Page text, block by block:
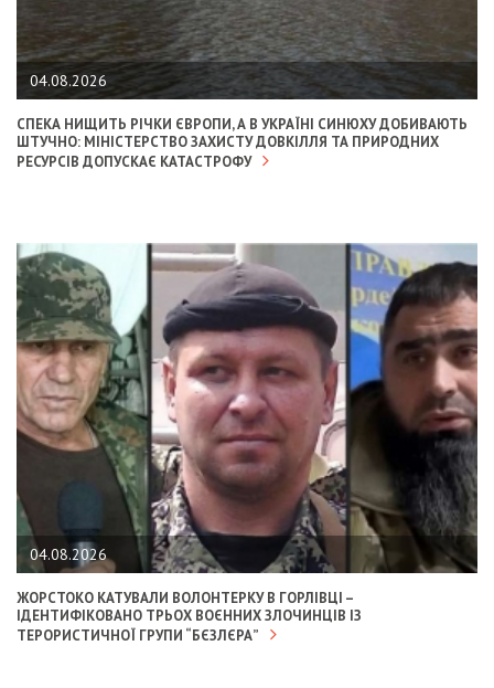
04.08.2026
СПЕКА НИЩИТЬ РІЧКИ ЄВРОПИ, А В УКРАЇНІ СИНЮХУ ДОБИВАЮТЬ
ШТУЧНО: МІНІСТЕРСТВО ЗАХИСТУ ДОВКІЛЛЯ ТА ПРИРОДНИХ
РЕСУРСІВ ДОПУСКАЄ КАТАСТРОФУ
04.08.2026
ЖОРСТОКО КАТУВАЛИ ВОЛОНТЕРКУ В ГОРЛІВЦІ –
ІДЕНТИФІКОВАНО ТРЬОХ ВОЄННИХ ЗЛОЧИНЦІВ ІЗ
ТЕРОРИСТИЧНОЇ ГРУПИ “БЄЗЛЄРА”